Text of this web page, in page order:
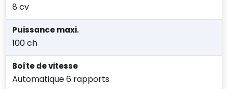
8 cv
Puissance maxi.
100 ch
Boîte de vitesse
Automatique 6 rapports